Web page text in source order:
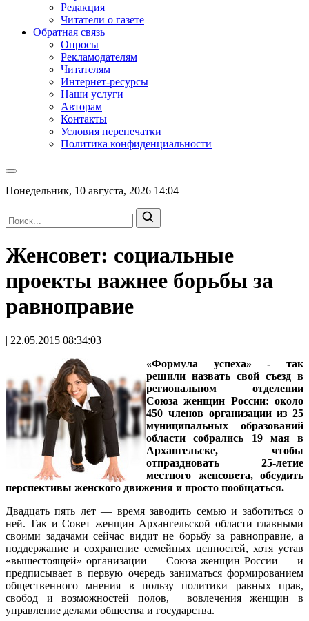
Редакция
Читатели о газете
Обратная связь
Опросы
Рекламодателям
Читателям
Интернет-ресурсы
Наши услуги
Авторам
Контакты
Условия перепечатки
Политика конфиденциальности
Понедельник, 10 августа, 2026 14:04
Женсовет: cоциальные
проекты важнее борьбы за
равноправие
| 22.05.2015 08:34:03
«Формула успеха» - так
решили назвать свой съезд в
региональном отделении
Союза женщин России: около
450 членов организации из 25
муниципальных образований
области собрались 19 мая в
Архангельске, чтобы
отпраздновать 25-летие
местного женсовета, обсудить
перспективы женского движения и просто пообщаться.
Двадцать пять лет — время заводить семью и заботиться о
ней. Так и Совет женщин Архангельской области главными
своими задачами сейчас видит не борьбу за равноправие, а
поддержание и сохранение семейных ценностей, хотя устав
«вышестоящей» организации — Союза женщин России — и
предписывает в первую очередь заниматься формированием
общественного мнения в пользу политики равных прав,
свобод и возможностей полов, вовлечения женщин в
управление делами общества и государства.